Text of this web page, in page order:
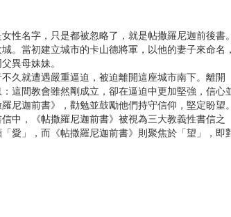
性名字，只是都被忽略了，就是帖撒羅尼迦前後書。
。當初建立城市的卡山德將軍，以他的妻子來命名，
異母妹妹。
久就遭遇嚴重逼迫，被迫離開這座城市南下。離開
這間教會雖然剛成立，卻在逼迫中更加堅強，信心
尼迦前書》，勸勉並鼓勵他們持守信仰，堅定盼望。
中，《帖撒羅尼迦前書》被視為三大教義性書信之
愛」，而《帖撒羅尼迦前書》則聚焦於「望」，即